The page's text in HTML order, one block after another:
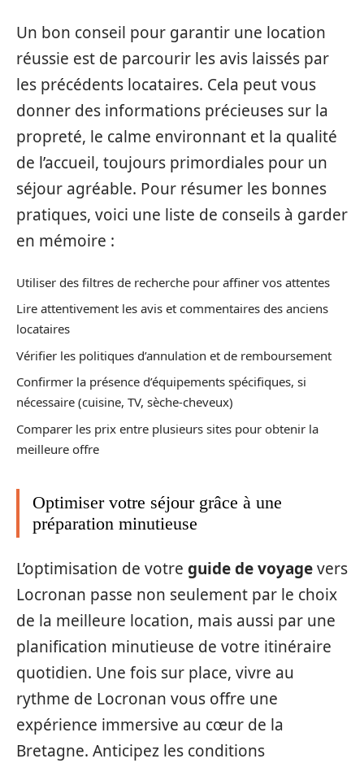
Un bon conseil pour garantir une location
réussie est de parcourir les avis laissés par
les précédents locataires. Cela peut vous
donner des informations précieuses sur la
propreté, le calme environnant et la qualité
de l’accueil, toujours primordiales pour un
séjour agréable. Pour résumer les bonnes
pratiques, voici une liste de conseils à garder
en mémoire :
Utiliser des filtres de recherche pour affiner vos attentes
Lire attentivement les avis et commentaires des anciens
locataires
Vérifier les politiques d’annulation et de remboursement
Confirmer la présence d’équipements spécifiques, si
nécessaire (cuisine, TV, sèche-cheveux)
Comparer les prix entre plusieurs sites pour obtenir la
meilleure offre
Optimiser votre séjour grâce à une
préparation minutieuse
L’optimisation de votre guide de voyagevers
Locronan passe non seulement par le choix
de la meilleure location, mais aussi par une
planification minutieuse de votre itinéraire
quotidien. Une fois sur place, vivre au
rythme de Locronan vous offre une
expérience immersive au cœur de la
Bretagne. Anticipez les conditions